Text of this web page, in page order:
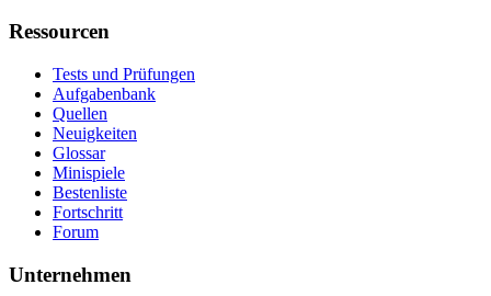
Ressourcen
Tests und Prüfungen
Aufgabenbank
Quellen
Neuigkeiten
Glossar
Minispiele
Bestenliste
Fortschritt
Forum
Unternehmen